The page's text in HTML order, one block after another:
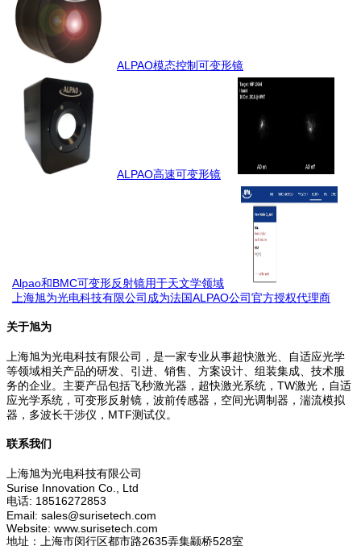
ALPAO模态控制可变形镜
ALPAO高速可变形镜
Alpao和BMC可变形反射镜用于天文学领域
上海旭为光电科技有限公司成为法国ALPAO公司官方授权代理商
关于旭为
上海旭为光电科技有限公司，是一家专业从事超快激光、自适应光学
等领域相关产品的研发、引进、销售、方案设计、组装集成、技术服
务的企业。主要产品包括飞秒激光器，超快激光系统，TW激光，自适
应光学系统，可变形反射镜，波前传感器，空间光调制器，湍流模拟
器，多波长干涉仪，MTF测试仪。
联系我们
上海旭为光电科技有限公司
Surise Innovation Co., Ltd
电话: 18516272853
Email: sales@surisetech.com
Website: www.surisetech.com
地址：上海市闵行区都市路2635弄集颛桥528室